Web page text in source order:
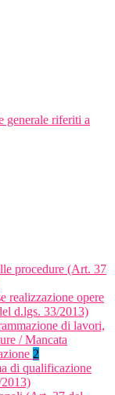
generale riferiti a
procedure (Art. 37
realizzazione opere
d.lgs. 33/2013)
di lavori,
/ Mancata
2
di qualificazione